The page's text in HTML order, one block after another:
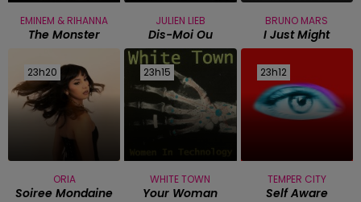
EMINEM & RIHANNA
The Monster
JULIEN LIEB
Dis-Moi Ou
BRUNO MARS
I Just Might
23h20
23h20
ORIA
Soiree Mondaine
23h15
23h15
WHITE TOWN
Your Woman
23h12
23h12
TEMPER CITY
Self Aware